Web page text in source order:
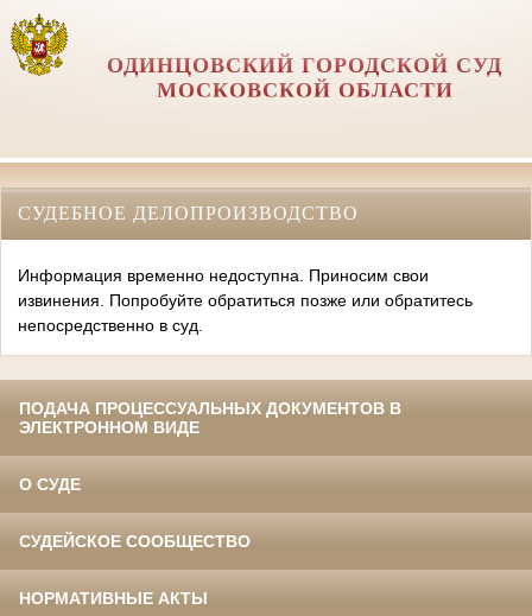
ОДИНЦОВСКИЙ ГОРОДСКОЙ СУД
МОСКОВСКОЙ ОБЛАСТИ
СУДЕБНОЕ ДЕЛОПРОИЗВОДСТВО
Информация временно недоступна. Приносим свои
извинения. Попробуйте обратиться позже или обратитесь
непосредственно в суд.
ПОДАЧА ПРОЦЕССУАЛЬНЫХ ДОКУМЕНТОВ В
ЭЛЕКТРОННОМ ВИДЕ
О СУДЕ
СУДЕЙСКОЕ СООБЩЕСТВО
НОРМАТИВНЫЕ АКТЫ